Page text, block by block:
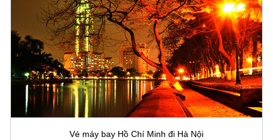
Vé máy bay Hồ Chí Minh đi Hà Nội